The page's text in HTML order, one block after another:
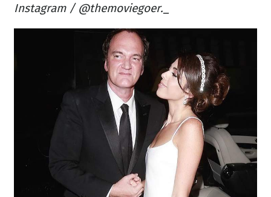
Instagram / @themoviegoer._